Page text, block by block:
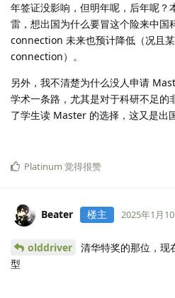
年签证没影响，但明年呢，后年呢？
雷，想出国为什么要冒这个险来中国
connection 未来也预计降低（况且
connection）。
另外，我不清楚为什么没人申请
学术一条路，尤其是对于科研不足的
了学生读 Master 的选择，这又是出
Platinum 觉得很赞
Beater 楼主 2025年1月
olddriver
清华特奖的那位，
型